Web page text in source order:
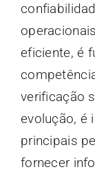
eficiente, é
verificação
evolução, é
principais
fornecer